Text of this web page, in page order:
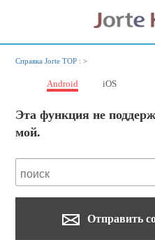
Справка Jorte TOP :>
Android iOS
Эта функция не
мой.
Отправить